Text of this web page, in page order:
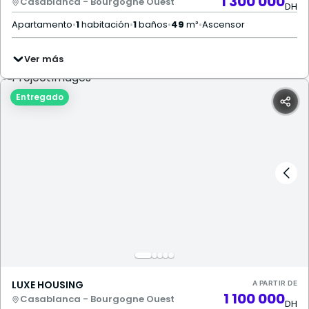
DH
Apartamento•1habitación•1baños•49 m²•Ascensor
Ver más
Entregado
LUXE HOUSING
Casablanca - Bourgogne Ouest
A PARTIR DE
1 100 000DH